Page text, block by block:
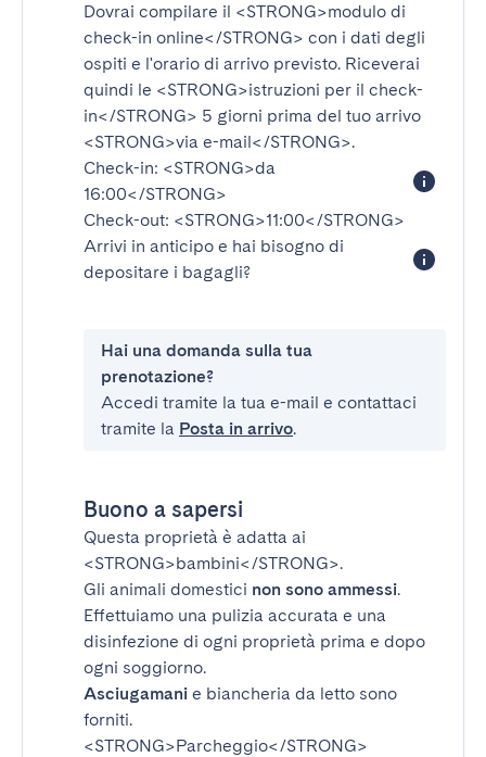
Dovrai compilare il <STRONG>modulo di
check-in online</STRONG> con i dati degli
ospiti e l'orario di arrivo previsto. Riceverai
quindi le <STRONG>istruzioni per il check-
in</STRONG> 5 giorni prima del tuo arrivo
<STRONG>via e-mail</STRONG>.
Check-in: <STRONG>da
16:00</STRONG>
Check-out: <STRONG>11:00</STRONG>
Arrivi in anticipo e hai bisogno di
depositare i bagagli?
Hai una domanda sulla tua
prenotazione?
Accedi tramite la tua e-mail e contattaci
tramite la Posta in arrivo.
Buono a sapersi
Questa proprietà è adatta ai
<STRONG>bambini</STRONG>.
Gli animali domestici non sono ammessi.
Effettuiamo una pulizia accurata e una
disinfezione di ogni proprietà prima e dopo
ogni soggiorno.
Asciugamani e biancheria da letto sono
forniti.
<STRONG>Parcheggio</STRONG>